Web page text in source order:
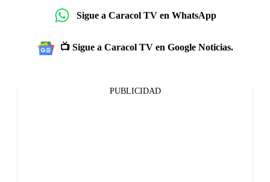
Sigue a Caracol TV en WhatsApp
📺 Sigue a Caracol TV en Google Noticias.
PUBLICIDAD